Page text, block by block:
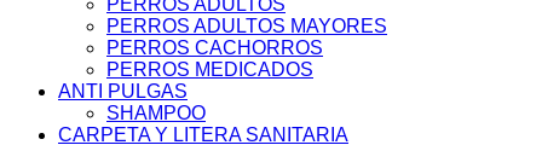
PERROS ADULTOS MAYORES
PERROS CACHORROS
PERROS MEDICADOS
ANTI PULGAS
SHAMPOO
CARPETA Y LITERA SANITARIA